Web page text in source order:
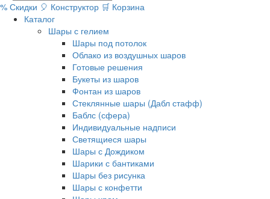
% Скидки 🎈 Конструктор 🛒 Корзина
Каталог
Шары с гелием
Шары под потолок
Облако из воздушных шаров
Готовые решения
Букеты из шаров
Фонтан из шаров
Стеклянные шары (Дабл стафф)
Баблс (сфера)
Индивидуальные надписи
Светящиеся шары
Шары с Дождиком
Шарики с бантиками
Шары без рисунка
Шары с конфетти